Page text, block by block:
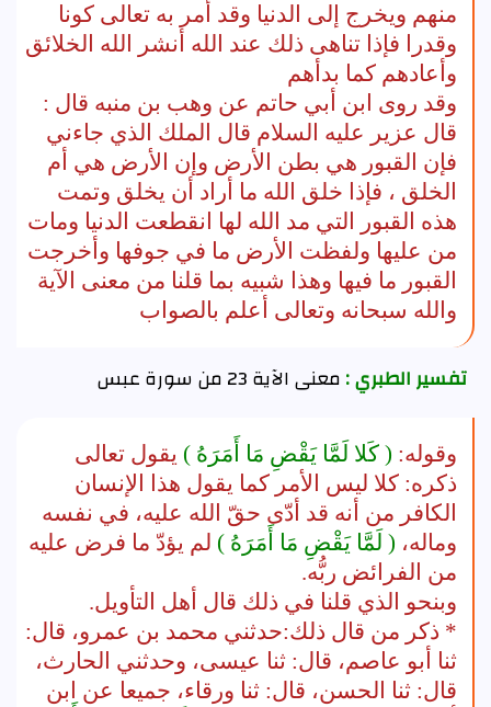
منهم ويخرج إلى الدنيا وقد أمر به تعالى كونا
وقدرا فإذا تناهى ذلك عند الله أنشر الله الخلائق
وأعادهم كما بدأهم
وقد روى ابن أبي حاتم عن وهب بن منبه قال :
قال عزير عليه السلام قال الملك الذي جاءني
فإن القبور هي بطن الأرض وإن الأرض هي أم
الخلق ، فإذا خلق الله ما أراد أن يخلق وتمت
هذه القبور التي مد الله لها انقطعت الدنيا ومات
من عليها ولفظت الأرض ما في جوفها وأخرجت
القبور ما فيها وهذا شبيه بما قلنا من معنى الآية
والله سبحانه وتعالى أعلم بالصواب
تفسير الطبري :معنى الآية 23 من سورة عبس
وقوله: ( كَلا لَمَّا يَقْضِ مَا أَمَرَهُ ) يقول تعالى
ذكره: كلا ليس الأمر كما يقول هذا الإنسان
الكافر من أنه قد أدّى حقّ الله عليه، في نفسه
وماله، ( لَمَّا يَقْضِ مَا أَمَرَهُ ) لم يؤدّ ما فرض عليه
من الفرائض ربُّه.
وبنحو الذي قلنا في ذلك قال أهل التأويل.
* ذكر من قال ذلك:حدثني محمد بن عمرو، قال:
ثنا أبو عاصم، قال: ثنا عيسى، وحدثني الحارث،
قال: ثنا الحسن، قال: ثنا ورقاء، جميعا عن ابن